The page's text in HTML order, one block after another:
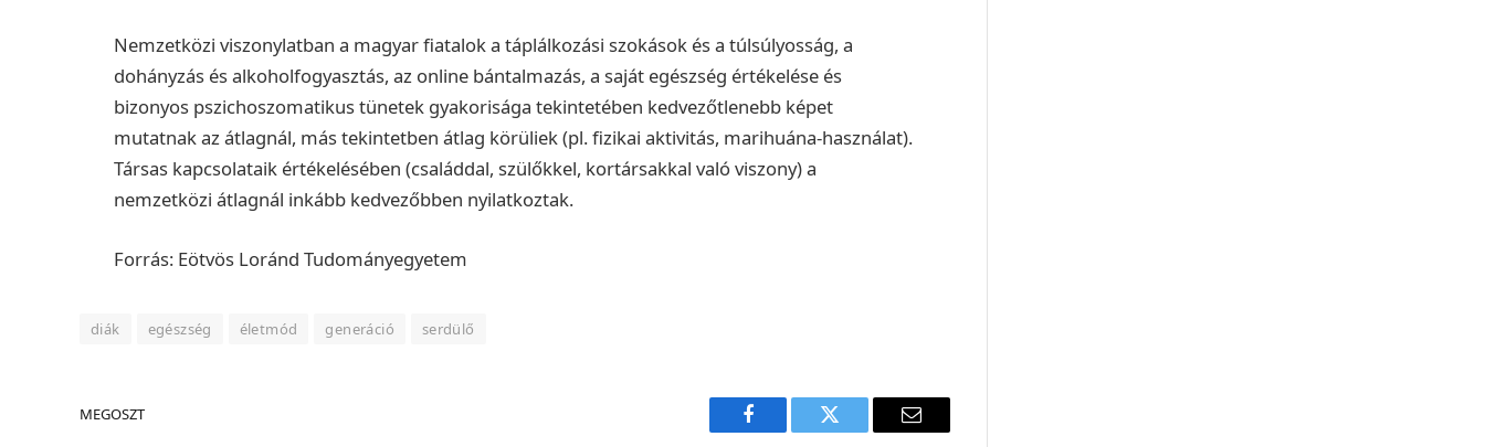
Nemzetközi viszonylatban a magyar fiatalok a táplálkozási szokások és a túlsúlyosság, a
dohányzás és alkoholfogyasztás, az online bántalmazás, a saját egészség értékelése és
bizonyos pszichoszomatikus tünetek gyakorisága tekintetében kedvezőtlenebb képet
mutatnak az átlagnál, más tekintetben átlag körüliek (pl. fizikai aktivitás, marihuána-használat).
Társas kapcsolataik értékelésében (családdal, szülőkkel, kortársakkal való viszony) a
nemzetközi átlagnál inkább kedvezőbben nyilatkoztak.
Forrás: Eötvös Loránd Tudományegyetem
diák egészség életmód generáció serdülő
MEGOSZT
Facebook Twitter
E-